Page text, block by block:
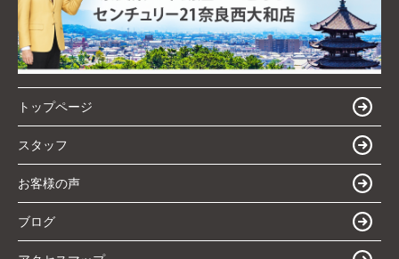
トップページ
スタッフ
お客様の声
ブログ